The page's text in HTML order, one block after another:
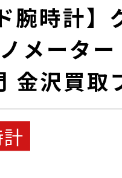
腕時計
メータ
金沢買取